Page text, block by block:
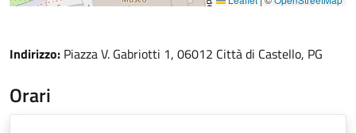
Indirizzo: Piazza V. Gabriotti 1, 06012 Città di Castello, PG
Orari